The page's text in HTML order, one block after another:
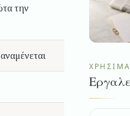
την